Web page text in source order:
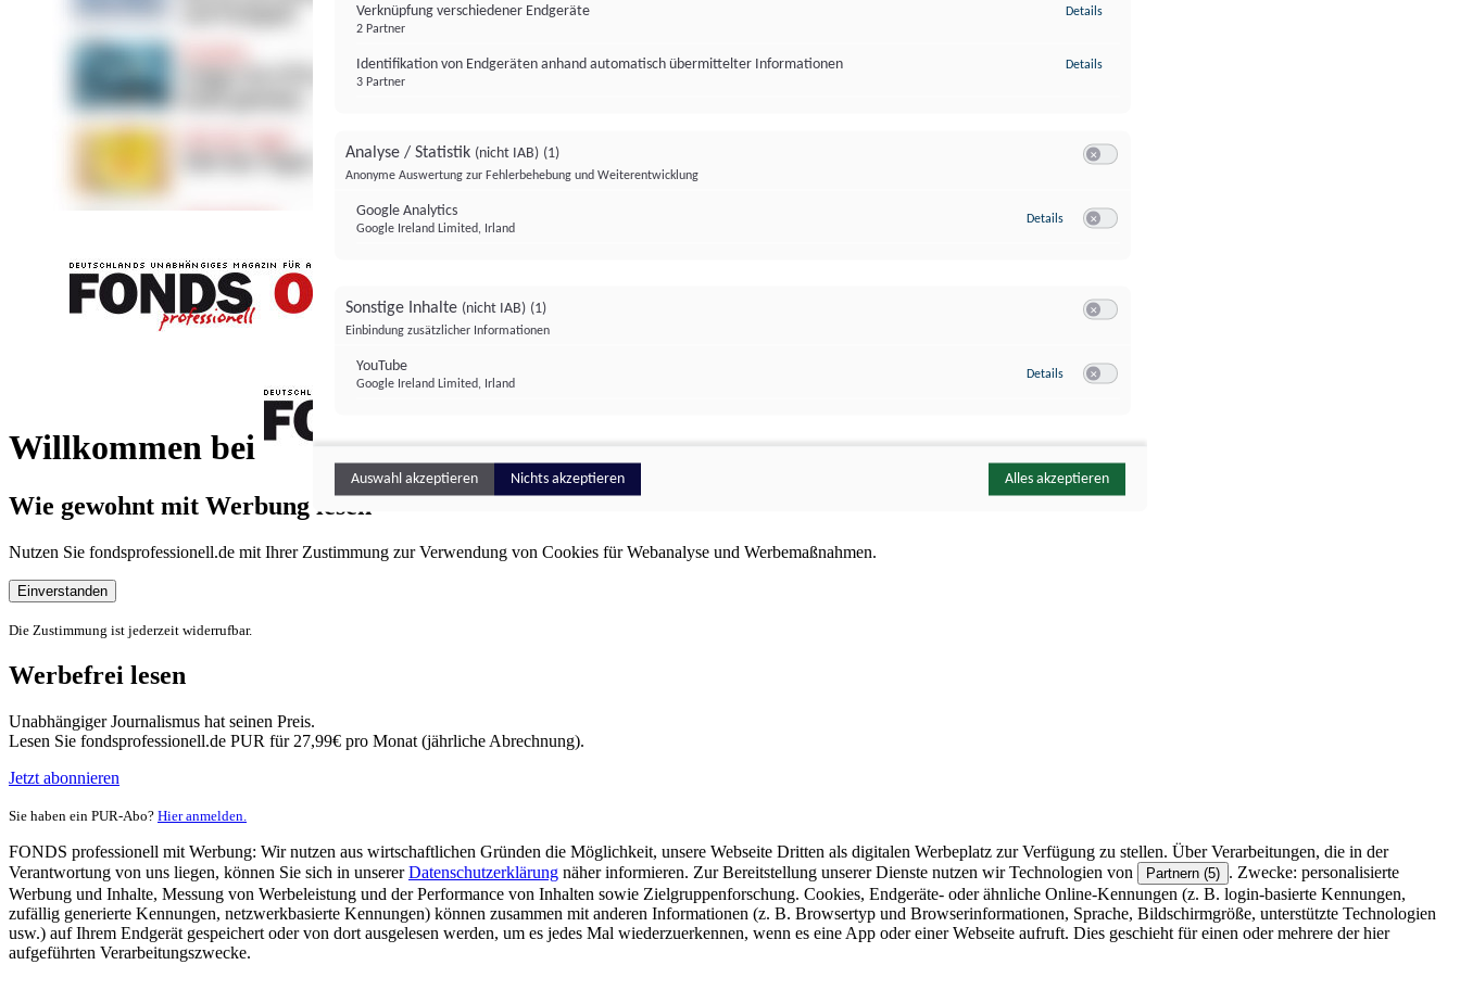
Willkommen bei
FONDS professionell
Wie gewohnt mit Werbung lesen
Nutzen Sie fondsprofessionell.de mit Ihrer Zustimmung zur Verwendung von Cookies für Webanalyse und Werbemaßnahmen.
Einverstanden
Die Zustimmung ist jederzeit widerrufbar.
Werbefrei lesen
Unabhängiger Journalismus hat seinen Preis.
Lesen Sie fondsprofessionell.de PUR für 27,99€ pro Monat (jährliche Abrechnung).
Jetzt abonnieren
Sie haben ein PUR-Abo? Hier anmelden.
FONDS professionell mit Werbung: Wir nutzen aus wirtschaftlichen Gründen die Möglichkeit, unsere Webseite Dritten als digitalen Werbeplatz zur Verfügung zu stellen. Über Verarbeitungen, die in der
Verantwortung von uns liegen, können Sie sich in unsererDatenschutzerklärung näher informieren. Zur Bereitstellung unserer Dienste nutzen wir Technologien von Partnern (5) . Zwecke: personalisierte
Werbung und Inhalte, Messung von Werbeleistung und der Performance von Inhalten sowie Zielgruppenforschung. Cookies, Endgeräte- oder ähnliche Online-Kennungen (z. B. login-basierte Kennungen,
zufällig generierte Kennungen, netzwerkbasierte Kennungen) können zusammen mit anderen Informationen (z. B. Browsertyp und Browserinformationen, Sprache, Bildschirmgröße, unterstützte Technologien
usw.) auf Ihrem Endgerät gespeichert oder von dort ausgelesen werden, um es jedes Mal wiederzuerkennen, wenn es eine App oder einer Webseite aufruft. Dies geschieht für einen oder mehrere der hier
aufgeführten Verarbeitungszwecke.
Verknüpfung verschiedener Endgeräte
2 Partner
Details
Identifikation von Endgeräten anhand automatisch übermittelter Informationen
3 Partner
Details
Analyse / Statistik (nicht IAB) (1)
Anonyme Auswertung zur Fehlerbehebung und Weiterentwicklung
Google Analytics
Google Ireland Limited, Irland
Details zu Google Analytics
Sonstige Inhalte (nicht IAB) (1)
Einbindung zusätzlicher Informationen
YouTube
Google Ireland Limited, Irland
Details zu YouTube
Auswahl akzeptieren Nichts akzeptieren Alles akzeptieren